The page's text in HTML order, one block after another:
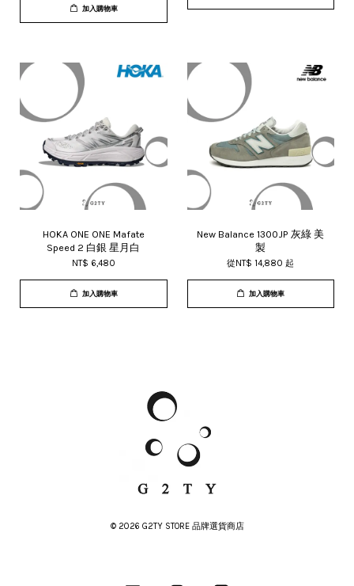
加入購物車
HOKA ONE ONE Mafate
Speed 2 白銀 星月白
NT$ 6,480
加入購物車
New Balance 1300JP 灰綠 美
製
從NT$ 14,880起
加入購物車
© 2026 G2TY STORE 品牌選貨商店